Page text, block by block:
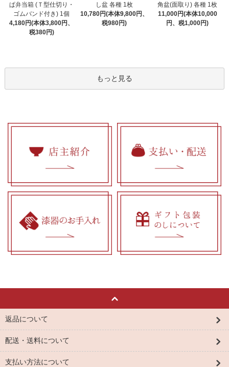
ぱ弁当箱 (Ｔ型仕切り・
ゴムバンド付き) 1個
4,180円(本体3,800円、
税380円)
し盆 各種 1枚
10,780円(本体9,800円、
税980円)
角盆(面取り) 各種 1枚
11,000円(本体10,000
円、税1,000円)
もっと見る
返品について
配送・送料について
支払い方法について